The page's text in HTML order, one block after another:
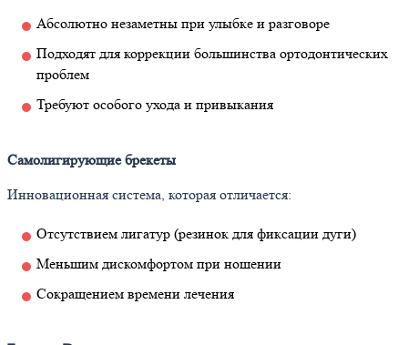
Абсолютно незаметны при улыбке и разговоре
Подходят для коррекции большинства ортодонтических
проблем
Требуют особого ухода и привыкания
Самолигирующие брекеты
Инновационная система, которая отличается:
Отсутствием лигатур (резинок для фиксации дуги)
Меньшим дискомфортом при ношении
Сокращением времени лечения